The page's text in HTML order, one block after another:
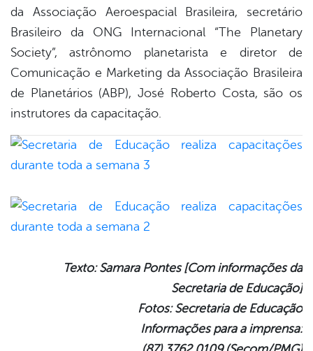
da Associação Aeroespacial Brasileira, secretário
Brasileiro da ONG Internacional “The Planetary
Society”, astrônomo planetarista e diretor de
Comunicação e Marketing da Associação Brasileira
de Planetários (ABP), José Roberto Costa, são os
instrutores da capacitação.
Texto: Samara Pontes [Com informações da
Secretaria de Educação]
Fotos: Secretaria de Educação
Informações para a imprensa: